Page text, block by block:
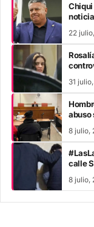
Chiqui
22
31
abuso
8 julio,
calle
8 julio,